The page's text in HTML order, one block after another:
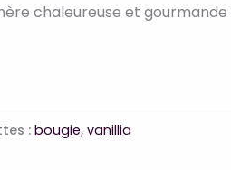
chaleureuse et
:bougie,vanillia